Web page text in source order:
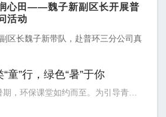
心田——魏子新副区长开展普
活动
长魏子新带队，赴普环三分公司真
童”行，绿色“暑”于你